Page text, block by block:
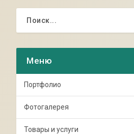
Портфолио
Фотогалерея
Товары и услуги